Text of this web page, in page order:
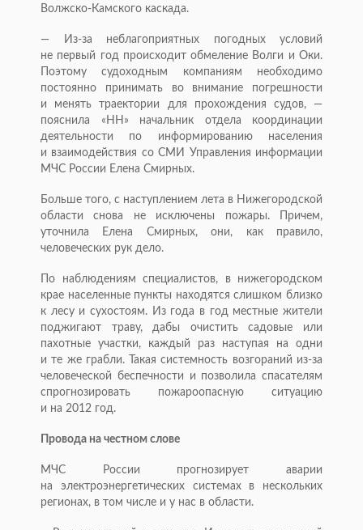
Волжско-Камского каскада.
— Из-за неблагоприятных погодных условий
не первый год происходит обмеление Волги и Оки.
Поэтому судоходным компаниям необходимо
постоянно принимать во внимание погрешности
и менять траектории для прохождения судов, —
пояснила «НН» начальник отдела координации
деятельности по информированию населения
и взаимодействия со СМИ Управления информации
МЧС России Елена Смирных.
Больше того, с наступлением лета в Нижегородской
области снова не исключены пожары. Причем,
уточнила Елена Смирных, они, как правило,
человеческих рук дело.
По наблюдениям специалистов, в нижегородском
крае населенные пункты находятся слишком близко
к лесу и сухостоям. Из года в год местные жители
поджигают траву, дабы очистить садовые или
пахотные участки, каждый раз наступая на одни
и те же грабли. Такая системность возгораний из-за
человеческой беспечности и позволила спасателям
спрогнозировать пожароопасную ситуацию
и на 2012 год.
Провода на честном слове
МЧС России прогнозирует аварии
на электроэнергетических системах в нескольких
регионах, в том числе и у нас в области.